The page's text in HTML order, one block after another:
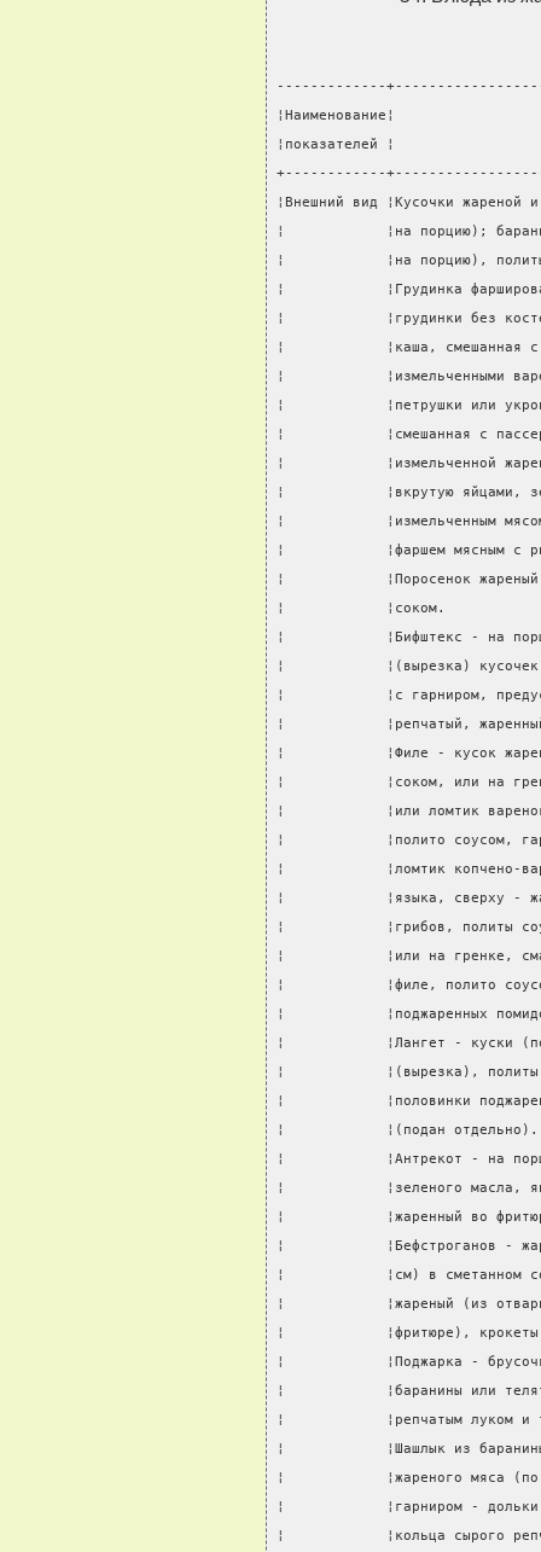
-------------
¦Наименование¦
¦показателей ¦
+------------
¦Внешний вид ¦Кусочки
¦            ¦на порцию);
¦            ¦на порцию),
¦            ¦Грудинка
¦            ¦грудинки без
¦            ¦каша, смешанная с
¦            ¦измельченными
¦            ¦петрушки или
¦            ¦смешанная с
¦            ¦измельченной
¦            ¦вкрутую яйцами,
¦            ¦измельченным
¦            ¦фаршем
¦            ¦Поросенок жареный
¦            ¦соком.
¦            ¦Бифштекс - на
¦            ¦(вырезка) кусочек
¦            ¦с гарниром,
¦            ¦репчатый, жаренный
¦            ¦Филе - кусок
¦            ¦соком, или на
¦            ¦или ломтик
¦            ¦полито соусом,
¦            ¦ломтик копчено-
¦            ¦языка, сверху -
¦            ¦грибов, политы
¦            ¦или на гренке,
¦            ¦филе, полито
¦            ¦поджаренных
¦            ¦Лангет - куски (по
¦            ¦(вырезка), политы
¦            ¦половинки
¦            ¦(подан
¦            ¦Антрекот - на
¦            ¦зеленого масла,
¦            ¦жаренный во
¦            ¦Бефстроганов -
¦            ¦см) в сметанном
¦            ¦жареный (из
¦            ¦фритюре),
¦            ¦Поджарка -
¦            ¦баранины или
¦            ¦репчатым луком
¦            ¦Шашлык из
¦            ¦жареного мяса
¦            ¦гарниром - дольки
¦            ¦кольца сырого